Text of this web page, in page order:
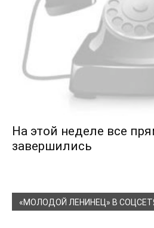
На этой неделе все
завершились
«МОЛОДОЙ ЛЕНИНЕЦ» В